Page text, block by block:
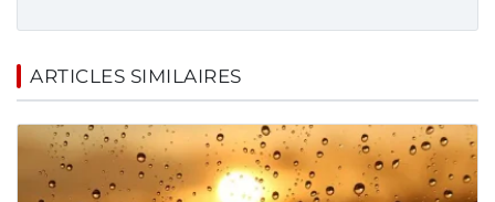
ARTICLES SIMILAIRES